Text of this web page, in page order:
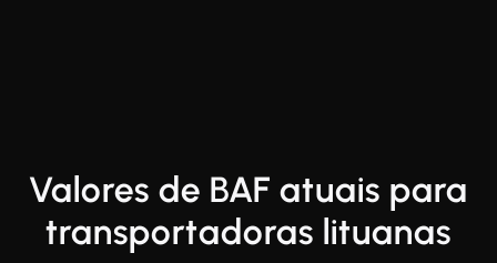
Valores de BAF atuais para
transportadoras lituanas